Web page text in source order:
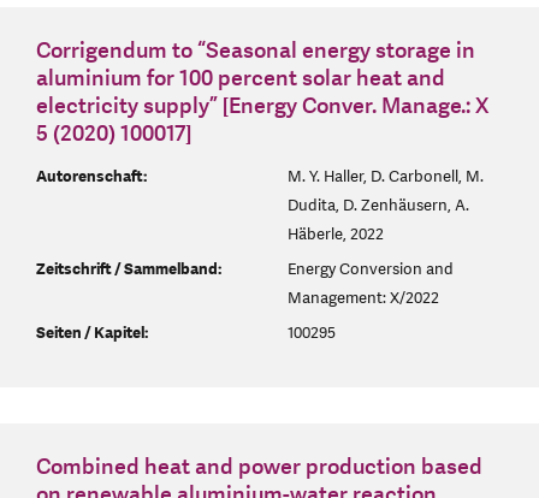
Corrigendum to “Seasonal energy storage in
aluminium for 100 percent solar heat and
electricity supply” [Energy Conver. Manage.: X
5 (2020) 100017]
Autorenschaft:
M. Y. Haller, D. Carbonell, M.
Dudita, D. Zenhäusern, A.
Häberle, 2022
Zeitschrift / Sammelband:
Energy Conversion and
Management: X/2022
Seiten / Kapitel:
100295
Combined heat and power production based